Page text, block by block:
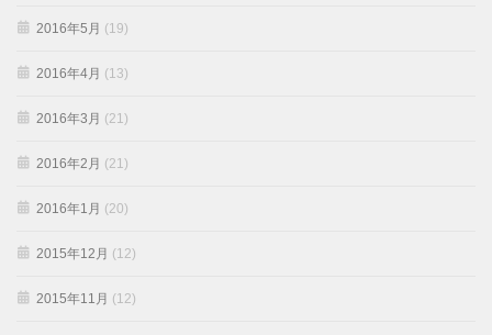
2016年5月 (19)
2016年4月 (13)
2016年3月 (21)
2016年2月 (21)
2016年1月 (20)
2015年12月 (12)
2015年11月 (12)